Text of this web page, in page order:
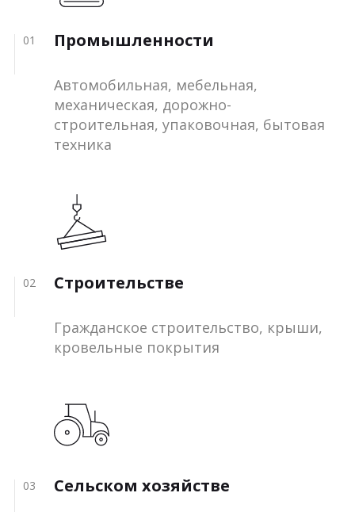
01 Промышленности
Автомобильная, мебельная,
механическая, дорожно-
строительная, упаковочная, бытовая
техника
02 Строительстве
Гражданское строительство, крыши,
кровельные покрытия
03 Сельском хозяйстве